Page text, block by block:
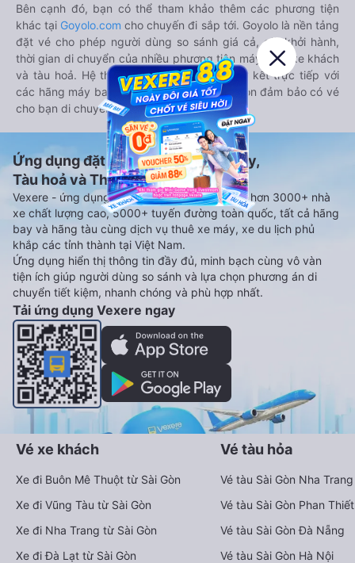
Bên cạnh đó, bạn có thể tham khảo thêm các phương tiện
khác tại Goyolo.com cho chuyến đi sắp tới. Goyolo là nền tảng
đặt vé cho phép người dùng so sánh giá cả, giờ khởi hành,
thời gian di chuyển của nhiều phương tiện máy bay, xe khách
và tàu hoả. Hệ thống của Goyolo được liên kết trực tiếp với
các hãng máy bay, xe khách và tàu hoả, luôn đảm bảo có vé
cho bạn di chuyển.
Ứng dụng đặt vé Xe khách, Máy bay,
Tàu hoả và Thuê xe
Vexere - ứng dụng đặt vé đa phương tiện với hơn 3000+ nhà
xe chất lượng cao, 5000+ tuyến đường toàn quốc, tất cả hãng
bay và hãng tàu cùng dịch vụ thuê xe máy, xe du lịch phủ
khắp các tỉnh thành tại Việt Nam.
Ứng dụng hiển thị thông tin đầy đủ, minh bạch cùng vô vàn
tiện ích giúp người dùng so sánh và lựa chọn phương án di
chuyển tiết kiệm, nhanh chóng và phù hợp nhất.
Tải ứng dụng Vexere ngay
Vé xe khách
Xe đi Buôn Mê Thuột từ Sài Gòn
Xe đi Vũng Tàu từ Sài Gòn
Xe đi Nha Trang từ Sài Gòn
Xe đi Đà Lạt từ Sài Gòn
Vé tàu hỏa
Vé tàu Sài Gòn Nha Trang
Vé tàu Sài Gòn Phan Thiết
Vé tàu Sài Gòn Đà Nẵng
Vé tàu Sài Gòn Hà Nội